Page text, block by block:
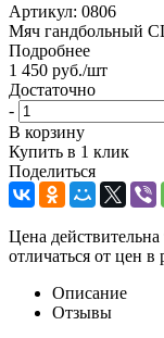
Артикул: 0806
Мяч гандбольный
Подробнее
1 450 руб./шт
Достаточно
-
В корзину
Купить в 1 клик
Поделиться
Цена
отличаться от цен
Описание
Отзывы